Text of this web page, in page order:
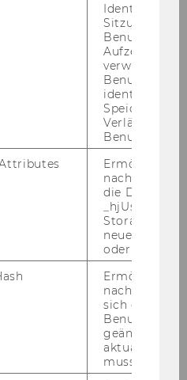
konkret
Werte: Neue
gewinnen
in der
für MitarbeiterInnen
in NPOs
Mitgliedschaft
in der Praxis
Identifiziert
Sitzung eines
Benutzers.
verwendet,
identifizieren.
Verlängert
Ermöglicht
die Daten in
Storage auf
neuesten
oder nicht.
Ermöglicht
sich ein
geändert hat
aktualisiert
muss.